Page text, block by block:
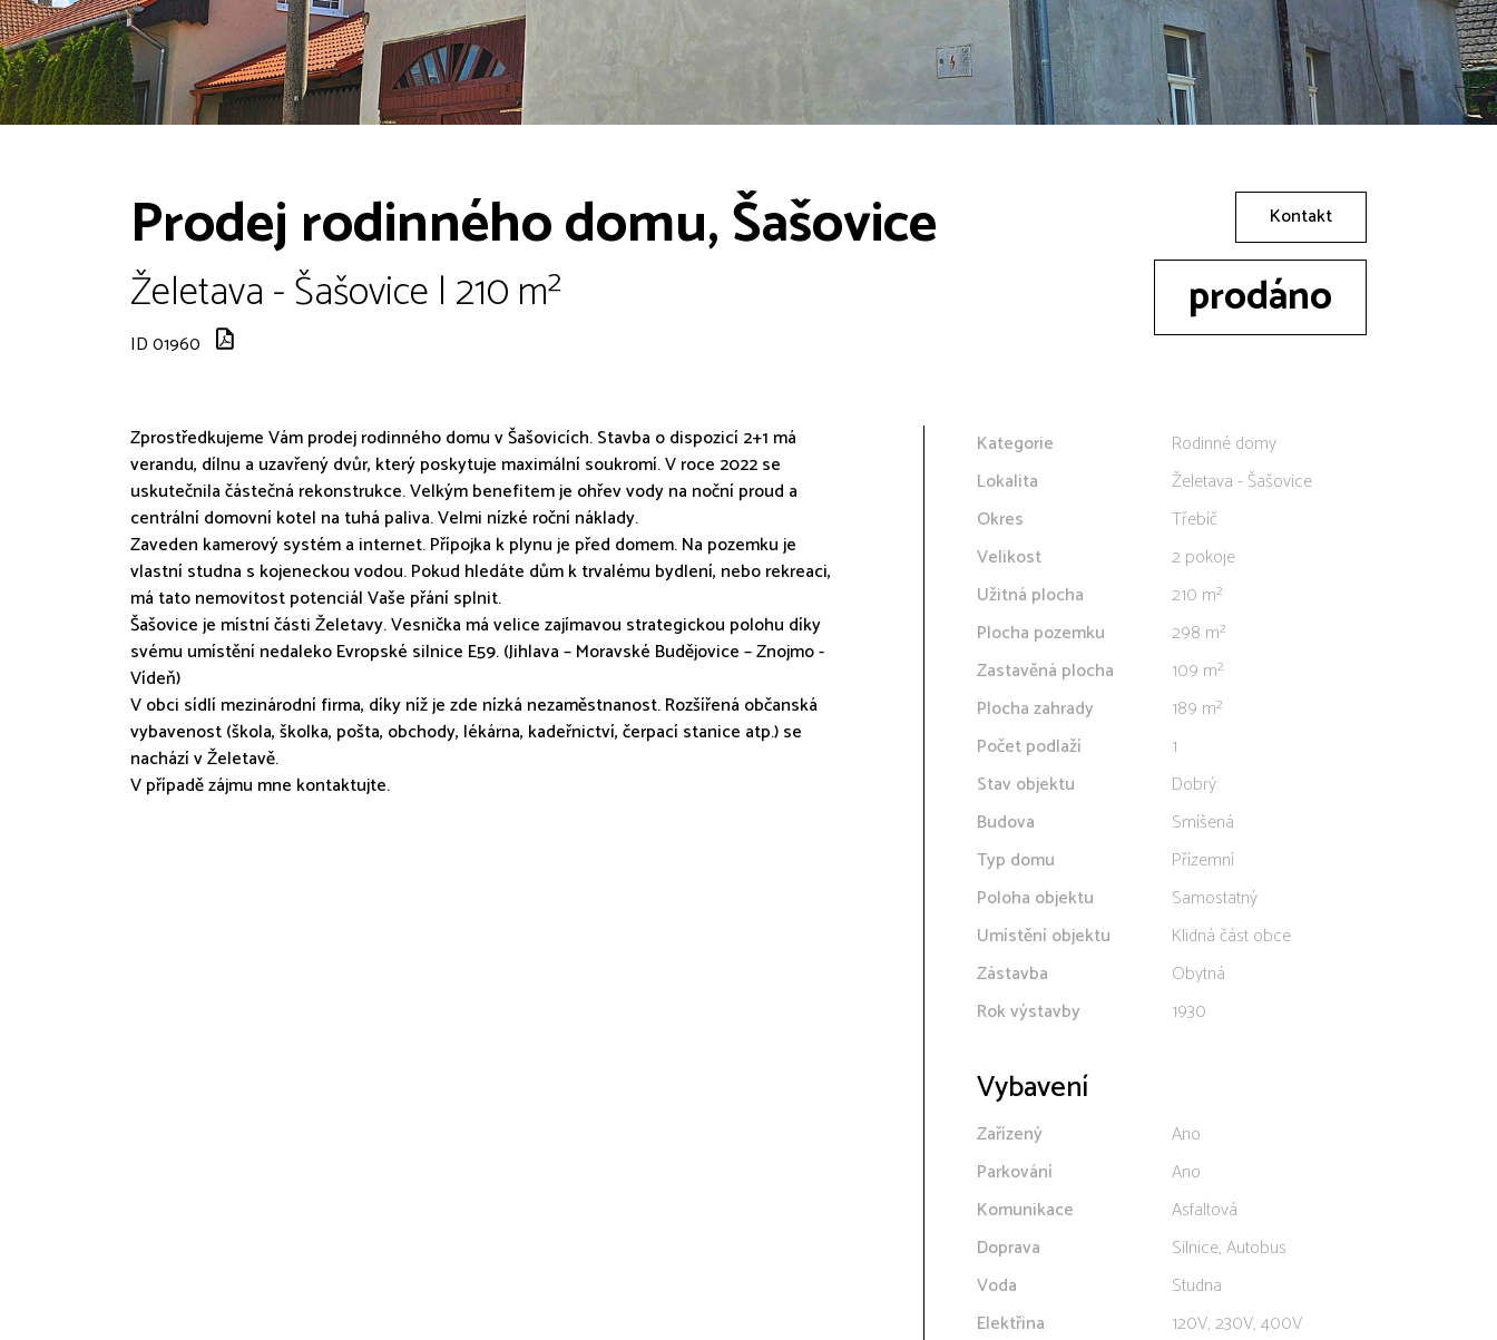
Prodej rodinného domu, Šašovice
Želetava - Šašovice | 210 m²
ID 01960
Kontakt
prodáno
Zprostředkujeme Vám prodej rodinného domu v Šašovicích. Stavba o dispozicí 2+1 má
verandu, dílnu a uzavřený dvůr, který poskytuje maximální soukromí. V roce 2022 se
uskutečnila částečná rekonstrukce. Velkým benefitem je ohřev vody na noční proud a
centrální domovní kotel na tuhá paliva. Velmi nízké roční náklady.
Zaveden kamerový systém a internet. Přípojka k plynu je před domem. Na pozemku je
vlastní studna s kojeneckou vodou. Pokud hledáte dům k trvalému bydlení, nebo rekreaci,
má tato nemovitost potenciál Vaše přání splnit.
Šašovice je místní části Želetavy. Vesnička má velice zajímavou strategickou polohu díky
svému umístění nedaleko Evropské silnice E59. (Jihlava – Moravské Budějovice – Znojmo -
Vídeň)
V obci sídlí mezinárodní firma, díky níž je zde nízká nezaměstnanost. Rozšířená občanská
vybavenost (škola, školka, pošta, obchody, lékárna, kadeřnictví, čerpací stanice atp.) se
nachází v Želetavě.
V případě zájmu mne kontaktujte.
Kategorie
Rodinné domy
Lokalita
Želetava - Šašovice
Okres
Třebíč
Velikost
2 pokoje
Užitná plocha
210 m²
Plocha pozemku
298 m²
Zastavěná plocha
109 m²
Plocha zahrady
189 m²
Počet podlaží
1
Stav objektu
Dobrý
Budova
Smíšená
Typ domu
Přízemní
Poloha objektu
Samostatný
Umístění objektu
Klidná část obce
Zástavba
Obytná
Rok výstavby
1930
Vybavení
Zařízený
Ano
Parkování
Ano
Komunikace
Asfaltová
Doprava
Silnice, Autobus
Voda
Studna
Elektřina
120V, 230V, 400V